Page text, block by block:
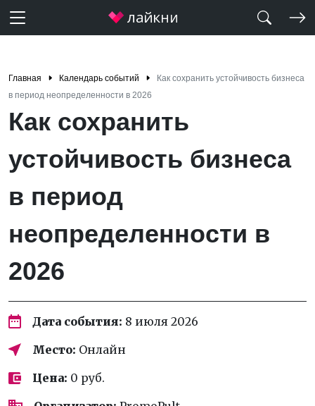
Главная Календарь событий
Как сохранить устойчивость бизнеса
в период неопределенности в 2026
Как сохранить
устойчивость бизнеса
в период
неопределенности в
2026
Дата события: 8 июля 2026
Место: Онлайн
Цена: 0 руб.